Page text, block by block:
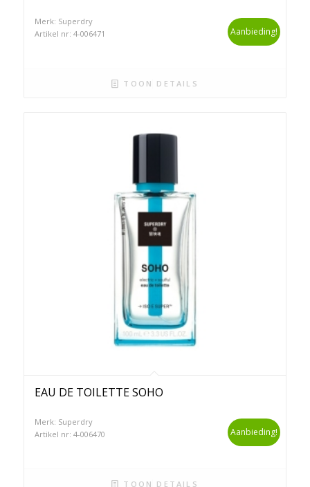
Merk: Superdry
Artikel nr: 4-006471
Aanbieding!
TOON DETAILS
EAU DE TOILETTE SOHO
Merk: Superdry
Artikel nr: 4-006470
Aanbieding!
TOON DETAILS